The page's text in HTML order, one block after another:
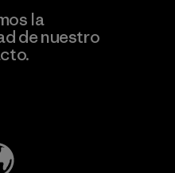
la
de nuestro